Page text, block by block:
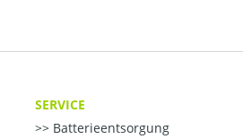
SERVICE
Batterieentsorgung